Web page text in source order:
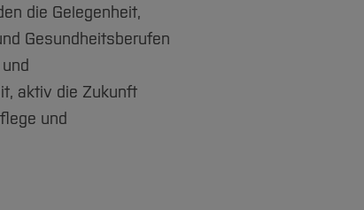
die Gelegenheit,
Gesundheitsberufen
aktiv die Zukunft
und